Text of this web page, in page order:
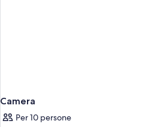
Camera
Per 10 persone